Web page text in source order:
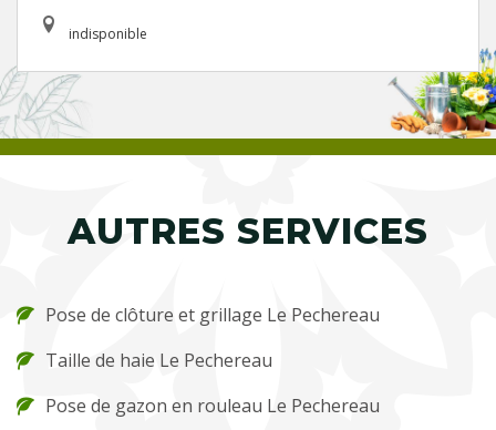
indisponible
AUTRES SERVICES
Pose de clôture et grillage Le Pechereau
Taille de haie Le Pechereau
Pose de gazon en rouleau Le Pechereau